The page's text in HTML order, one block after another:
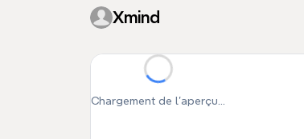
Xmind
Chargement de l'aperçu...